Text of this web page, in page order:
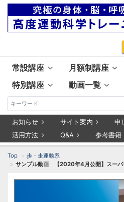
常設講座 月額制講座
特別講座
動画一覧
お知らせ サイト案内
申
活用方法
Q&A 参考書籍
Top
歩・走運動系
サンプル動画 【2020年4月公開】スーパ